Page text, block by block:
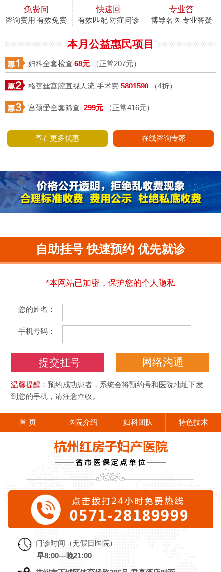
免费问
咨询费用 有效免费
快速回
有效匹配 对症问诊
专业答
博导名医 专业答疑
本月公益惠民项目
妇科全套检查 68元 （正常207元）
格蕾丝宫腔直视人流 手术费 5801590 （4折）
宫颈喦全套筛查 299元 （正常416元）
查看更多优惠 在线咨询专家
自助挂号 快速预约 优先就诊
*本网站已加密，保护您的个人隐私
您的姓名：
手机号码：
网络沟通
温馨提醒：预约成功患者，系统会将预约号和医院地址下发
到您的手机，请注意查收。
首 页 医院介绍 妇科团队 特色技术
门诊时间（无假日医院）
早8:00—晚21:00